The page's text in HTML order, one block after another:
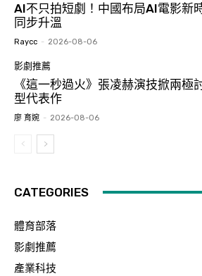
AI不只拍短劇！中國布局AI電影
同步升溫
Raycc - 2026-08-06
影劇推薦
《這一秒過火》張凌赫演技掀兩
型代表作
廖 育婉 - 2026-08-06
CATEGORIES
體育部落
影劇推薦
產業科技